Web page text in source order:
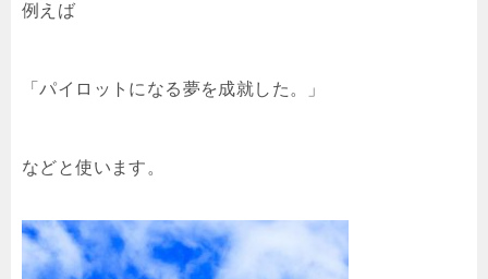
例えば
「パイロットになる夢を成就した。」
などと使います。